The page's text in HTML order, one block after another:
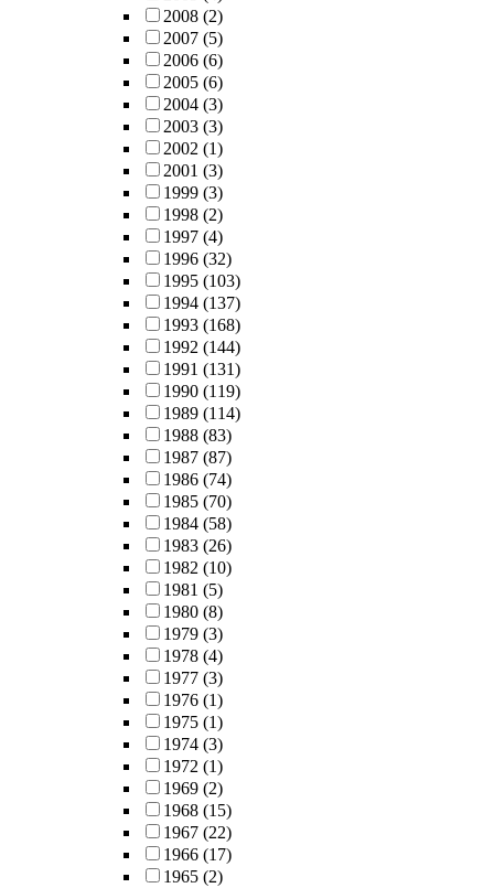
2008 (2)
2007 (5)
2006 (6)
2005 (6)
2004 (3)
2003 (3)
2002 (1)
2001 (3)
1999 (3)
1998 (2)
1997 (4)
1996 (32)
1995 (103)
1994 (137)
1993 (168)
1992 (144)
1991 (131)
1990 (119)
1989 (114)
1988 (83)
1987 (87)
1986 (74)
1985 (70)
1984 (58)
1983 (26)
1982 (10)
1981 (5)
1980 (8)
1979 (3)
1978 (4)
1977 (3)
1976 (1)
1975 (1)
1974 (3)
1972 (1)
1969 (2)
1968 (15)
1967 (22)
1966 (17)
1965 (2)